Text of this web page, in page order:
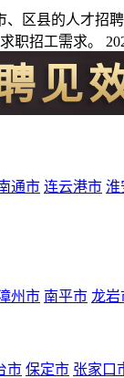
、区县的人才
职招工需求。
通市 连云港市 淮
州市 南平市 龙岩
市 保定市 张家口